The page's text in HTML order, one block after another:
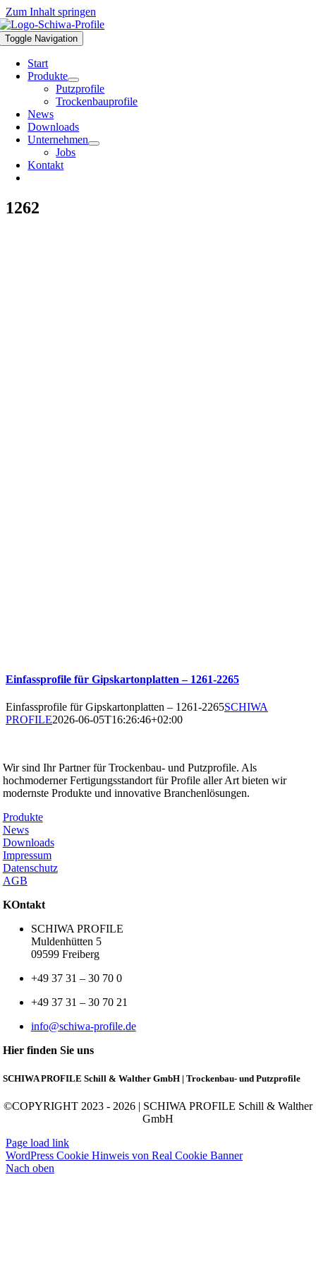
Zum Inhalt springen
Toggle Navigation
Start
Produkte
Putzprofile
Trockenbauprofile
News
Downloads
Unternehmen
Jobs
Kontakt
1262
Einfassprofile für Gipskartonplatten – 1261-2265
Einfassprofile für Gipskartonplatten – 1261-2265SCHIWA
PROFILE2026-06-05T16:26:46+02:00
Wir sind Ihr Partner für Trockenbau- und Putzprofile. Als
hochmoderner Fertigungsstandort für Profile aller Art bieten wir
modernste Produkte und innovative Branchenlösungen.
Produkte
News
Downloads
Impressum
Datenschutz
AGB
KOntakt
SCHIWA PROFILE
Muldenhütten 5
09599 Freiberg
+49 37 31 – 30 70 0
+49 37 31 – 30 70 21
info@schiwa-profile.de
Hier finden Sie uns
SCHIWA PROFILE Schill & Walther GmbH | Trockenbau- und Putzprofile
©COPYRIGHT 2023 - 2026 | SCHIWA PROFILE Schill & Walther
GmbH
Page load link
WordPress Cookie Hinweis von Real Cookie Banner
Nach oben